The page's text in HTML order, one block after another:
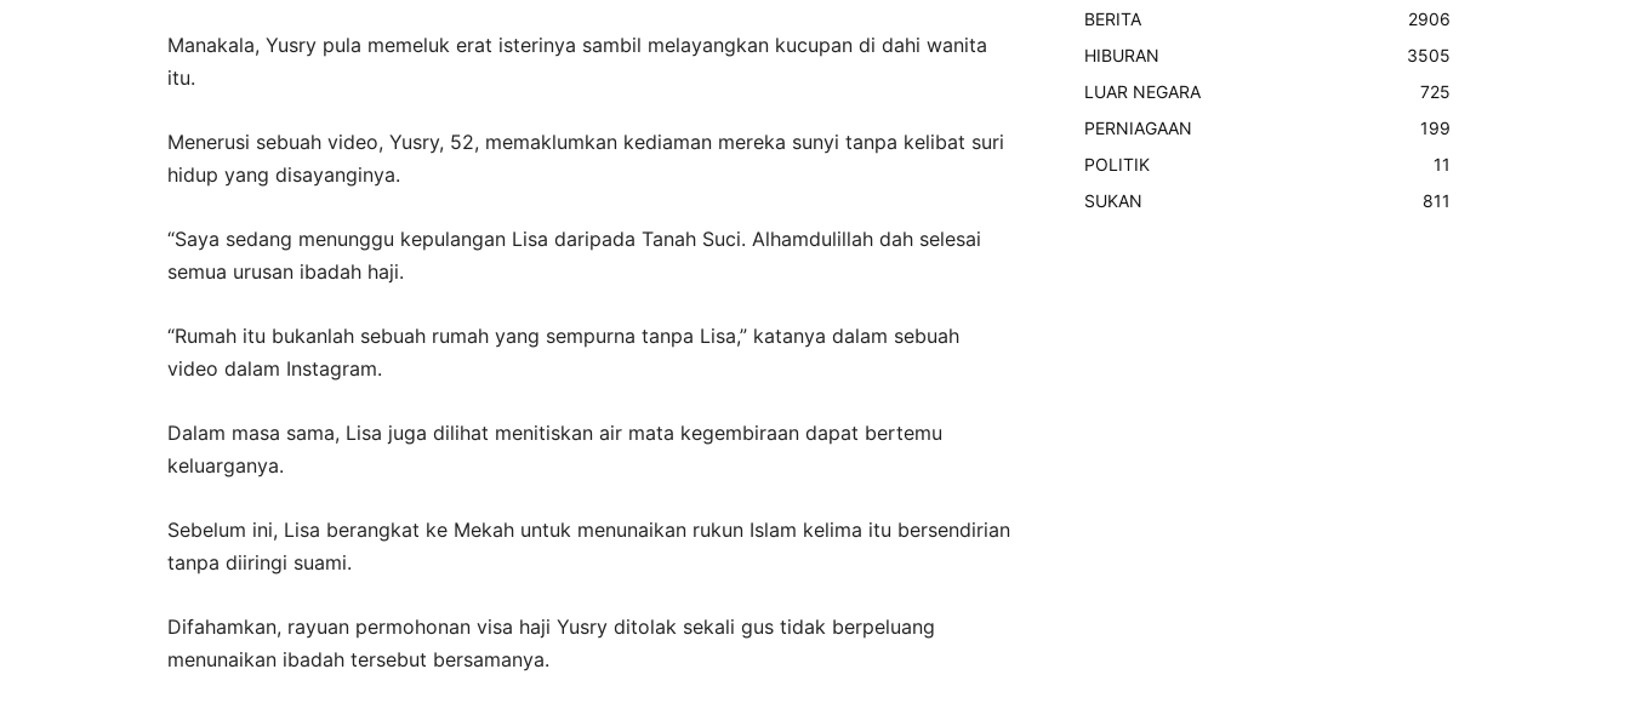
Manakala, Yusry pula memeluk erat isterinya sambil melayangkan kucupan di dahi wanita
itu.
Menerusi sebuah video, Yusry, 52, memaklumkan kediaman mereka sunyi tanpa kelibat suri
hidup yang disayanginya.
“Saya sedang menunggu kepulangan Lisa daripada Tanah Suci. Alhamdulillah dah selesai
semua urusan ibadah haji.
“Rumah itu bukanlah sebuah rumah yang sempurna tanpa Lisa,” katanya dalam sebuah
video dalam Instagram.
Dalam masa sama, Lisa juga dilihat menitiskan air mata kegembiraan dapat bertemu
keluarganya.
Sebelum ini, Lisa berangkat ke Mekah untuk menunaikan rukun Islam kelima itu bersendirian
tanpa diiringi suami.
Difahamkan, rayuan permohonan visa haji Yusry ditolak sekali gus tidak berpeluang
menunaikan ibadah tersebut bersamanya.
BERITA
2906
HIBURAN
3505
LUAR NEGARA
725
PERNIAGAAN
199
POLITIK
11
SUKAN
811